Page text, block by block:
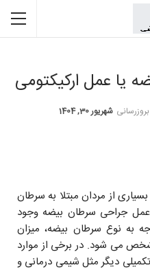
یا عمل ارکیکتومی
شهریور 30, 1404
از مردان مبتلا به سرطان
عمل جراحی سرطان بیضه وجود
به نوع سرطان بیضه، میزان
می شود. در برخی از موارد
دیگر مثل شیمی درمانی و